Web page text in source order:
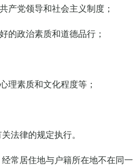
产党领导和社会主义制度；
的政治素质和道德品行；
理素质和文化程度等；
法律的规定执行。
常居住地与户籍所在地不在同